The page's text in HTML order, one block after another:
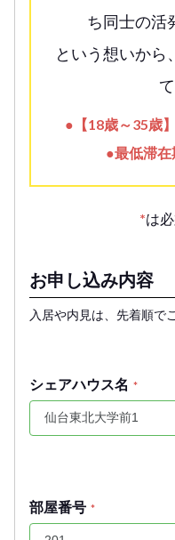
ち同士の活
という想いから
●【18歳～35歳
●最低滞在
*は
お申し込み内容
入居や内見は、先着順で
シェアハウス名 *
部屋番号 *